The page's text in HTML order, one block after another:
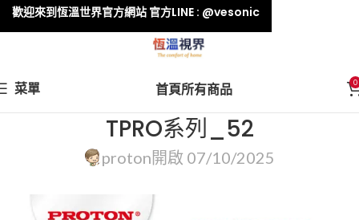
菜單 首頁所有商品 0
TPRO系列_52
proton開啟 07/10/2025
歡迎來到恆溫世界官方網站 官方LINE : @vesonic